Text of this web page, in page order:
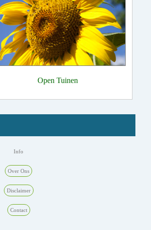
Open Tuinen
Info
Over Ons
Disclaimer
Contact